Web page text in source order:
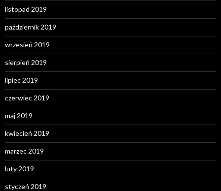
listopad 2019
październik 2019
wrzesień 2019
sierpień 2019
lipiec 2019
czerwiec 2019
maj 2019
kwiecień 2019
marzec 2019
luty 2019
styczeń 2019